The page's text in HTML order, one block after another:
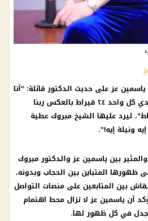
ياسمين عزعلى حديث الدكتور قائلة: "أنا
ضد مقولة ربنا بيدي كل واحد ٢٤ قيراط بالعكس ربنا
ليرد عليها الشيخ مبروك عطية
ونيلة إيه!".
بين ياسمين عزوالدكتورمبروك
ظهورها المتباين بين الحجاب وبدونه،
بين المتابعين على منصات التواصل
أن ياسمين عزلا تزال محط اهتمام
في كل ظهور لها.